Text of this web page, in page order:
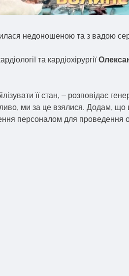
недоношеною та з вадою
та кардіохірургії
її стан, – розповідає
ми за це взялися. Додам,
персоналом для проведення